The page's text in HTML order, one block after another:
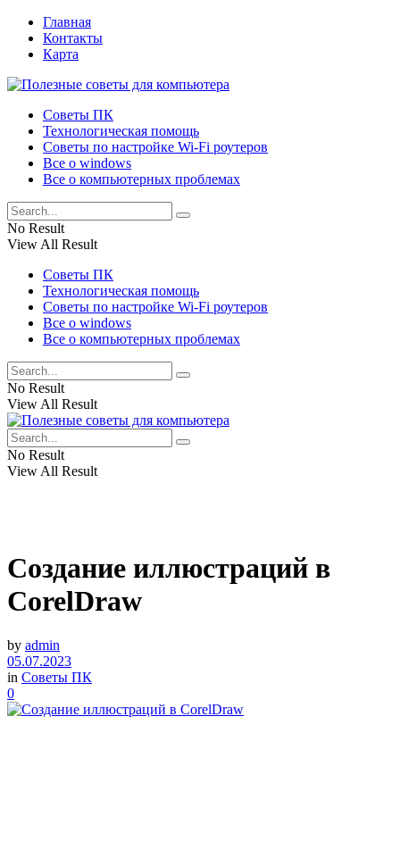
Главная
Контакты
Карта
Советы ПК
Технологическая помощь
Советы по настройке Wi-Fi роутеров
Все о windows
Все о компьютерных проблемах
No Result
View All Result
Советы ПК
Технологическая помощь
Советы по настройке Wi-Fi роутеров
Все о windows
Все о компьютерных проблемах
No Result
View All Result
No Result
View All Result
Создание иллюстраций в
CorelDraw
by admin
05.07.2023
in Советы ПК
0